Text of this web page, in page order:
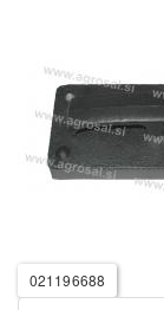
021196688